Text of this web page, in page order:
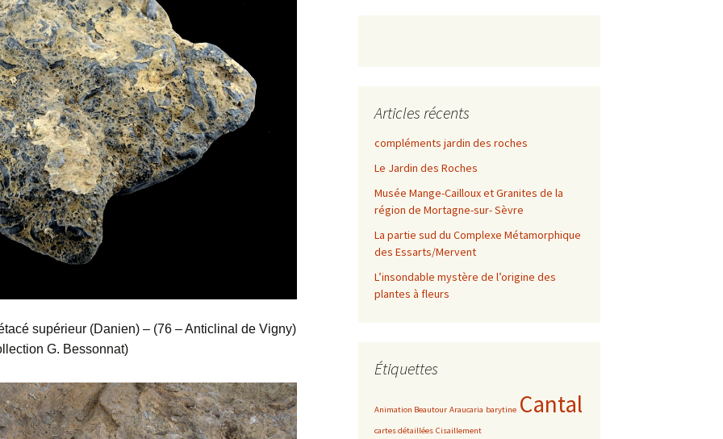
supérieur (Danien) – (76 – Anticlinal de Vigny)
G. Bessonnat)
Articles récents
compléments jardin des roches
Le Jardin des Roches
Musée Mange-Cailloux et Granites de la
région de Mortagne-sur- Sèvre
La partie sud du Complexe Métamorphique
des Essarts/Mervent
L’insondable mystère de l’origine des
plantes à fleurs
Étiquettes
Animation Beautour Araucaria barytine Cantal
cartes détaillées Cisaillement